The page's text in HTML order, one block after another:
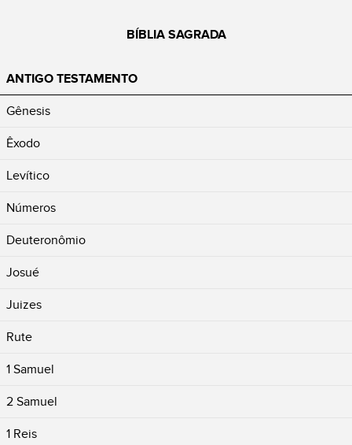
BÍBLIA SAGRADA
ANTIGO TESTAMENTO
Gênesis
Êxodo
Levítico
Números
Deuteronômio
Josué
Juizes
Rute
1 Samuel
2 Samuel
1 Reis